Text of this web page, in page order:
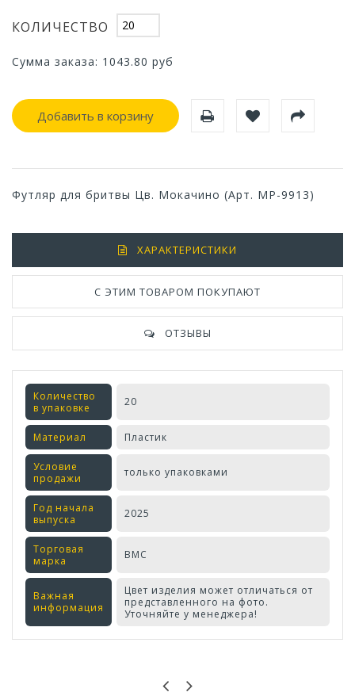
КОЛИЧЕСТВО
Сумма заказа: 1043.80 руб
Добавить в корзину
Футляр для бритвы Цв. Мокачино (Арт. МР-9913)
ХАРАКТЕРИСТИКИ
С ЭТИМ ТОВАРОМ ПОКУПАЮТ
ОТЗЫВЫ
Количество
в упаковке
20
Материал Пластик
Условие
продажи
только упаковками
Год начала
выпуска
2025
Торговая
марка
ВМС
Важная
информация
Цвет изделия может отличаться от
представленного на фото.
Уточняйте у менеджера!